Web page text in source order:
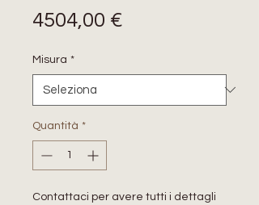
4504,00 €
Misura *
Quantità *
Contattaci per avere tutti i dettagli